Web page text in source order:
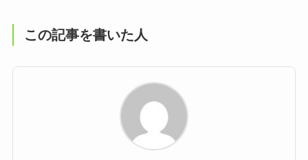
この記事を書いた人